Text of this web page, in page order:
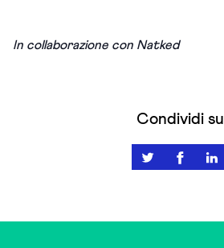
In collaborazione con Natked
Condividi su